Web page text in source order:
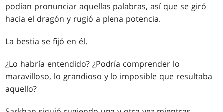
podían pronunciar aquellas palabras, así que se giró
hacia el dragón y rugió a plena potencia.
La bestia se fijó en él.
¿Lo habría entendido? ¿Podría comprender lo
maravilloso, lo grandioso y lo imposible que resultaba
aquello?